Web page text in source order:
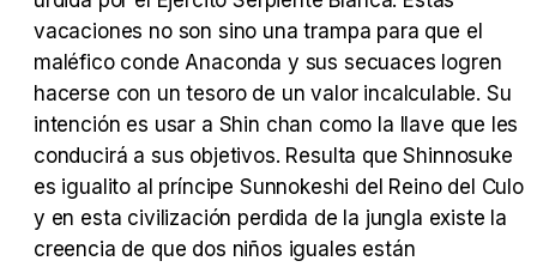
Tráiler en español 'Outcome' (2026)
vacaciones no son sino una trampa para que el
maléfico conde Anaconda y sus secuaces logren
hacerse con un tesoro de un valor incalculable. Su
intención es usar a Shin chan como la llave que les
conducirá a sus objetivos. Resulta que Shinnosuke
es igualito al príncipe Sunnokeshi del Reino del Culo
y en esta civilización perdida de la jungla existe la
creencia de que dos niños iguales están